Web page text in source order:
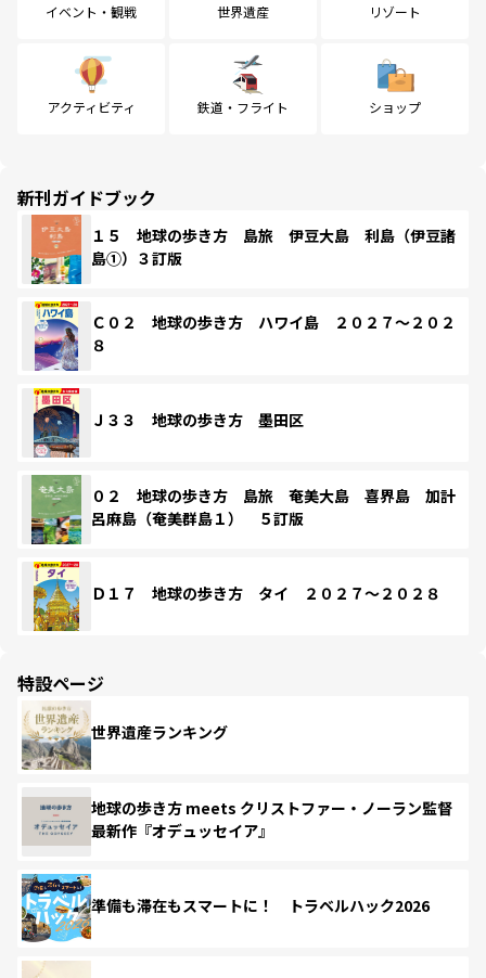
イベント・観戦 世界遺産 リゾート
アクティビティ 鉄道・フライト ショップ
新刊ガイドブック
１５ 地球の歩き方 島旅 伊豆大島 利島（伊豆諸
島①）３訂版
Ｃ０２ 地球の歩き方 ハワイ島 ２０２７～２０２
８
Ｊ３３ 地球の歩き方 墨田区
０２ 地球の歩き方 島旅 奄美大島 喜界島 加計
呂麻島（奄美群島１） ５訂版
Ｄ１７ 地球の歩き方 タイ ２０２７～２０２８
特設ページ
世界遺産ランキング
地球の歩き方 meets クリストファー・ノーラン監督
最新作『オデュッセイア』
準備も滞在もスマートに！ トラベルハック2026